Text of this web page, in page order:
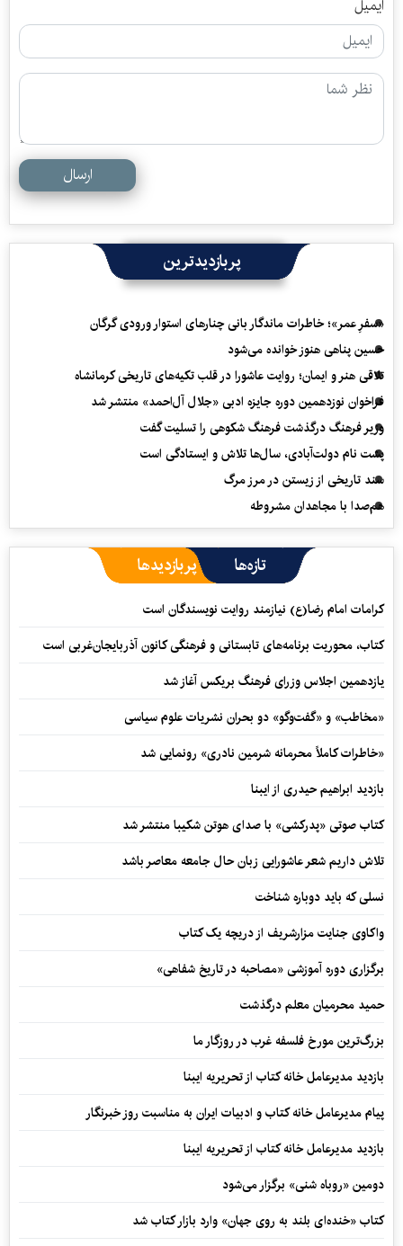
ایمیل
ارسال
پربازدیدترین
«سفرِ عمر»؛ خاطرات ماندگار بانی چنارهای استوار ورودی گرگان
حسین پناهی هنوز خوانده می‌شود
تلاقی هنر و ایمان؛ روایت عاشورا در قلب تکیه‌های تاریخی کرمانشاه
فراخوان نوزدهمین دوره جایزه ادبی «جلال آل‌احمد» منتشر شد
وزیر فرهنگ درگذشت فرهنگ شکوهی را تسلیت گفت
پشت نام دولت‌آبادی، سال‌ها تلاش و ایستادگی است
سند تاریخی از زیستن در مرز مرگ
هم‌صدا با مجاهدان مشروطه
تازه‌ها پربازدیدها
کرامات امام رضا(ع) نیازمند روایت نویسندگان است
کتاب، محوریت برنامه‌های تابستانی و فرهنگی کانون آذربایجان‌غربی است
یازدهمین اجلاس وزرای فرهنگ بریکس آغاز شد
«مخاطب» و «گفت‌وگو» دو بحران نشریات علوم سیاسی
«خاطرات کاملاً محرمانه شرمین نادری» رونمایی شد
بازدید ابراهیم حیدری از ایبنا
کتاب صوتی «پدرکشی» با صدای هوتن شکیبا منتشر شد
تلاش داریم شعر عاشورایی زبان حال جامعه معاصر باشد
نسلی که باید دوباره شناخت
واکاوی جنایت مزارشریف از دریچه یک کتاب
برگزاری دوره آموزشی «مصاحبه در تاریخ شفاهی»
حمید محرمیان معلم درگذشت
بزرگ‌ترین مورخ فلسفه غرب در روزگار ما
بازدید مدیرعامل خانه کتاب از تحریریه ایبنا
پیام مدیرعامل خانه کتاب و ادبیات ایران به مناسبت روز خبرنگار
بازدید مدیرعامل خانه کتاب از تحریریه ایبنا
دومین «روباه شنی» برگزار می‌شود
کتاب «خنده‌ای بلند به روی جهان» وارد بازار کتاب شد